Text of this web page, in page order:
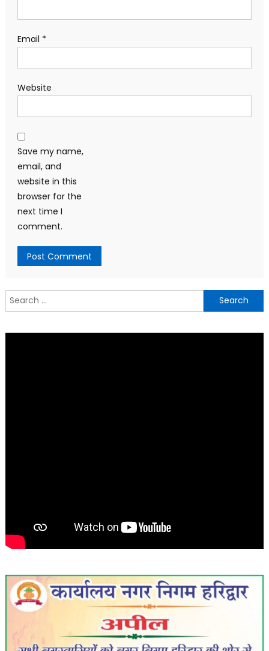
Email *
Website
Save my name,
email, and
website in this
browser for the
next time I
comment.
Search
for: